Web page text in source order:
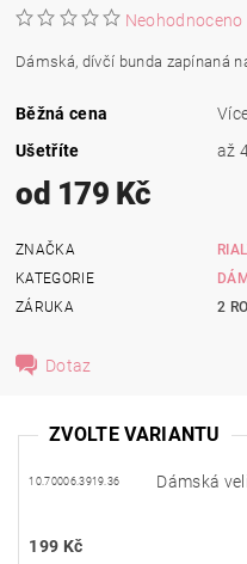
Neohodnoceno
Dámská, dívčí bunda zapínaná
Běžná cena
Ušetříte
až
od 179 Kč
ZNAČKA
KATEGORIE
ZÁRUKA
2
Dotaz
ZVOLTE VARIANTU
10.70006.3919.36 Dámská
199 Kč